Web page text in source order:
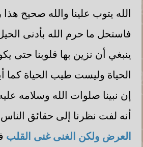
الله يتوب علينا والله صحيح
فاستحل ما حرم الله بأدنى
ينبغي أن نزين بها قلوبنا حتى
الحياة وليست طيب الحياة كما
إن نبينا صلوات الله وسلامه
أنه لفت نظرنا إلى حقائق الناس
العرض ولكن الغنى غنى القلب